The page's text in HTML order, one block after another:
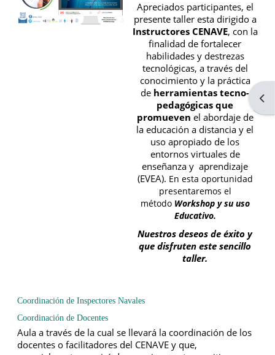
Apreciados participantes, el
presente taller esta dirigido a
Instructores CENAVE, con la
finalidad de fortalecer
habilidades y destrezas
tecnológicas, a través del
conocimiento y la práctica
de herramientas tecno-
pedagógicas que
promueven el abordaje de
la educación a distancia y el
uso apropiado de los
entornos virtuales de
enseñanza y aprendizaje
(EVEA). En esta oportunidad
presentaremos el
métodoWorkshop y su uso
Educativo.
Nuestros deseos de éxito y
que disfruten este sencillo
taller.
Coordinación de Inspectores Navales
Coordinación de Docentes
Aula a través de la cual se llevará la coordinación de los
docentes o facilitadores del CENAVE y que,